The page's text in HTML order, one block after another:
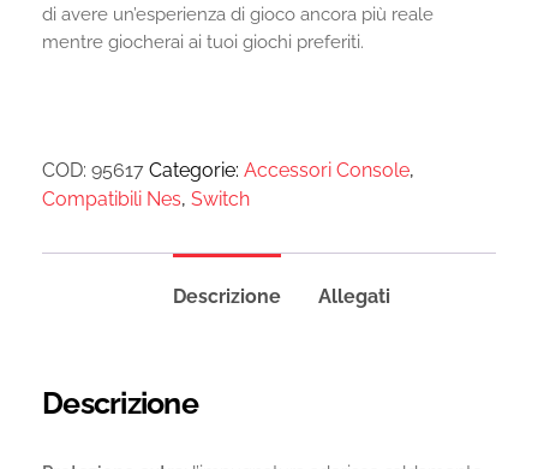
di avere un’esperienza di gioco ancora più reale
mentre giocherai ai tuoi giochi preferiti.
COD: 95617 Categorie: Accessori Console,
Compatibili Nes, Switch
Descrizione Allegati
Descrizione